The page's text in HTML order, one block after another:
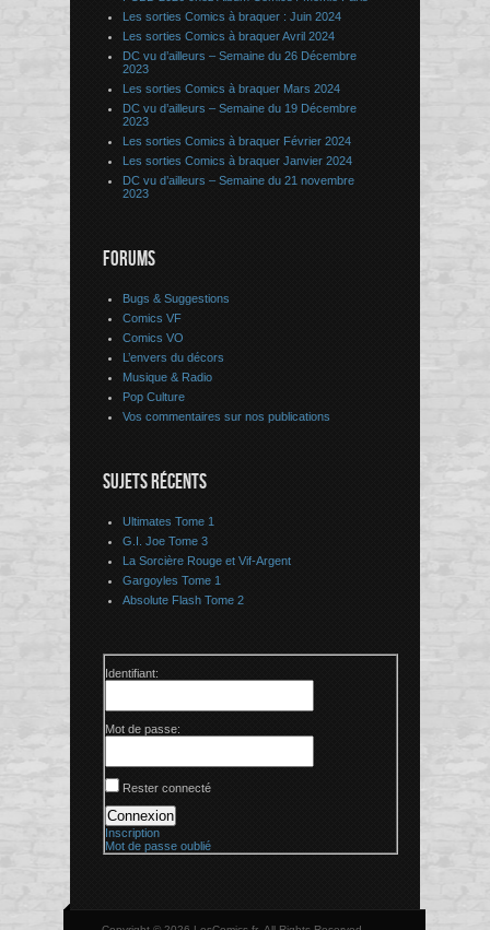
Les sorties Comics à braquer : Juin 2024
Les sorties Comics à braquer Avril 2024
DC vu d’ailleurs – Semaine du 26 Décembre
2023
Les sorties Comics à braquer Mars 2024
DC vu d’ailleurs – Semaine du 19 Décembre
2023
Les sorties Comics à braquer Février 2024
Les sorties Comics à braquer Janvier 2024
DC vu d’ailleurs – Semaine du 21 novembre
2023
FORUMS
Bugs & Suggestions
Comics VF
Comics VO
L’envers du décors
Musique & Radio
Pop Culture
Vos commentaires sur nos publications
SUJETS RÉCENTS
Ultimates Tome 1
G.I. Joe Tome 3
La Sorcière Rouge et Vif-Argent
Gargoyles Tome 1
Absolute Flash Tome 2
Identifiant:
Mot de passe:
Rester connecté
Connexion
Inscription
Mot de passe oublié